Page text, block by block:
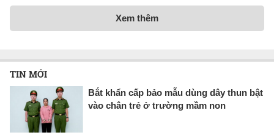
Xem thêm
TIN MỚI
Bắt khẩn cấp bảo mẫu dùng dây thun bật
vào chân trẻ ở trường mầm non